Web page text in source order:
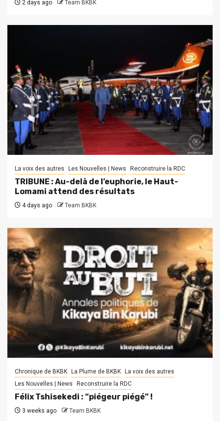
2 days ago Team BKBK
La voix des autres Les Nouvelles | News Reconstruire la RDC
TRIBUNE : Au-delà de l’euphorie, le Haut-
Lomami attend des résultats
4 days ago Team BKBK
Chronique de BKBK La Plume de BKBK
La voix des autres
Les Nouvelles | News
Reconstruire la RDC
Félix Tshisekedi : “piégeur piégé” !
3 weeks ago Team BKBK